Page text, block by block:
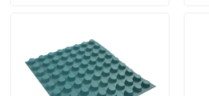
Mostra VR
Chi siamo